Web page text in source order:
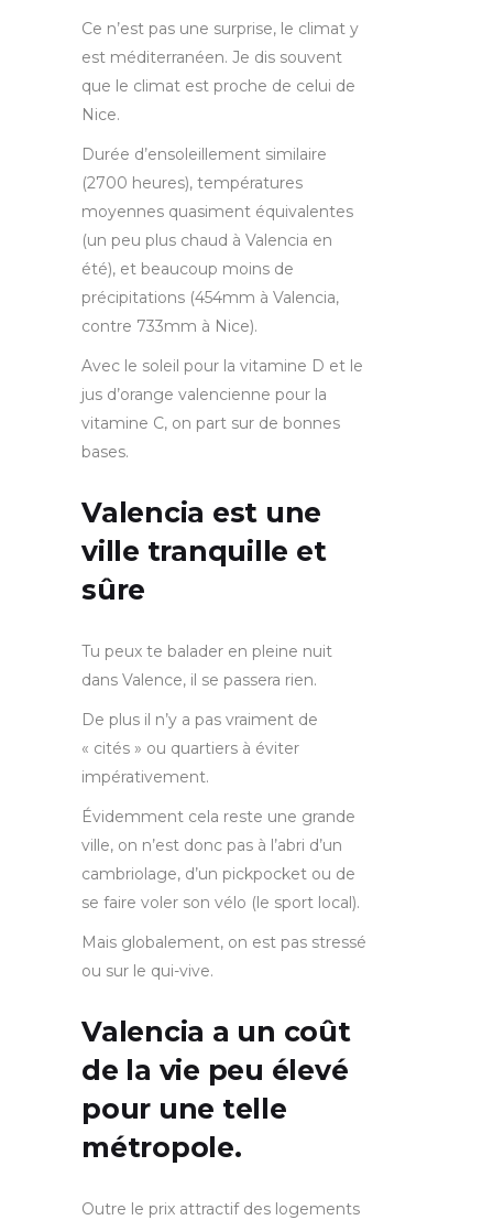
Ce n’est pas une surprise, le climat y
est méditerranéen. Je dis souvent
que le climat est proche de celui de
Nice.
Durée d’ensoleillement similaire
(2700 heures), températures
moyennes quasiment équivalentes
(un peu plus chaud à Valencia en
été), et beaucoup moins de
précipitations (454mm à Valencia,
contre 733mm à Nice).
Avec le soleil pour la vitamine D et le
jus d’orange valencienne pour la
vitamine C, on part sur de bonnes
bases.
Valencia est une
ville tranquille et
sûre
Tu peux te balader en pleine nuit
dans Valence, il se passera rien.
De plus il n’y a pas vraiment de
« cités » ou quartiers à éviter
impérativement.
Évidemment cela reste une grande
ville, on n’est donc pas à l’abri d’un
cambriolage, d’un pickpocket ou de
se faire voler son vélo (le sport local).
Mais globalement, on est pas stressé
ou sur le qui-vive.
Valencia a un coût
de la vie peu élevé
pour une telle
métropole.
Outre le prix attractif des logements